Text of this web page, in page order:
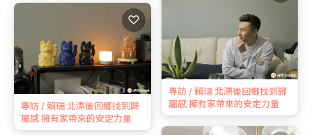
專訪 / 賴瑞 北漂後回鄉找到歸
屬感 擁有家帶來的安定力量
專訪 / 賴瑞 北漂後回鄉找到歸
屬感 擁有家帶來的安定力量
♡